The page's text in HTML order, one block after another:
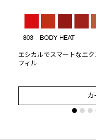
803 BODY HEAT
エシカルでスマートなエ
フィル
カ